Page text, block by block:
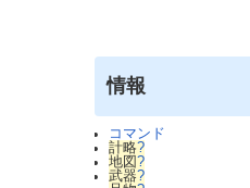
情報
コマンド
計略?
地図?
武器?